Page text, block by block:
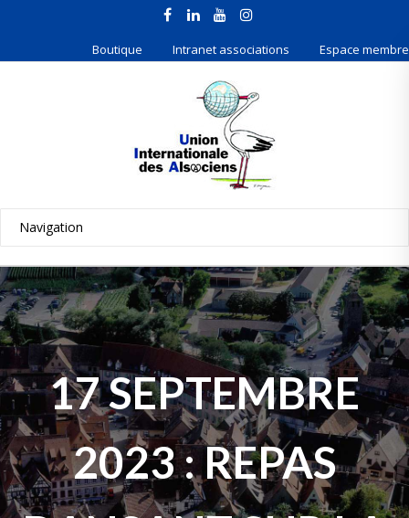
Boutique Intranet associations Espace membre
17 SEPTEMBRE
2023 : REPAS